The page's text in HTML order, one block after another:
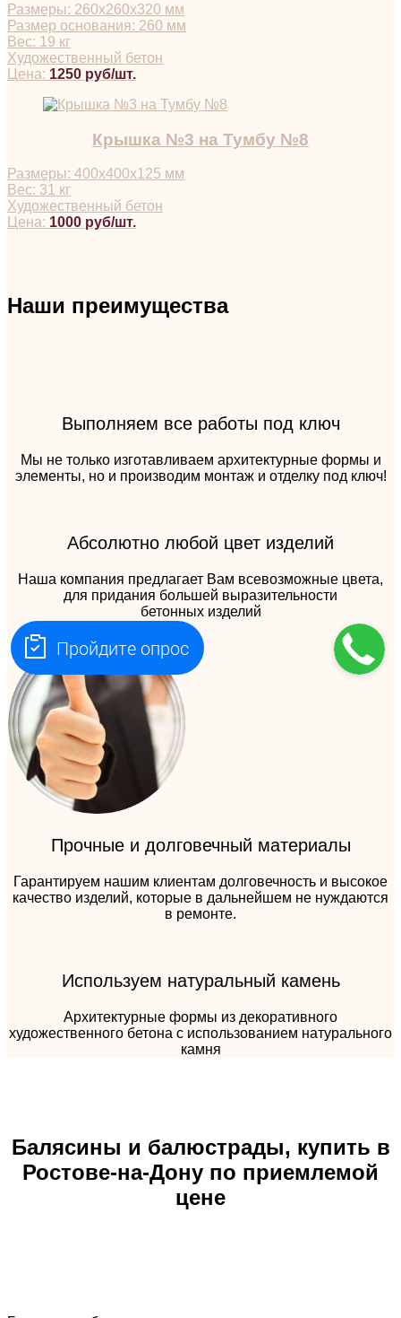
Размеры: 260х260х320 мм
Размер основания: 260 мм
Вес: 19 кг
Художественный бетон
Цена: 1250 руб/шт.
Крышка №3 на Тумбу №8
Размеры: 400х400х125 мм
Вес: 31 кг
Художественный бетон
Цена: 1000 руб/шт.
Наши преимущества
Выполняем все работы под ключ
Мы не только изготавливаем архитектурные формы и
элементы, но и производим монтаж и отделку под ключ!
Абсолютно любой цвет изделий
Наша компания предлагает Вам всевозможные цвета,
для придания большей выразительности
бетонных изделий
Прочные и долговечный материалы
Гарантируем нашим клиентам долговечность и высокое
качество изделий, которые в дальнейшем не нуждаются
в ремонте.
Используем натуральный камень
Архитектурные формы из декоративного
художественного бетона с использованием натурального
камня
Балясины и балюстрады, купить в
Ростове-на-Дону по приемлемой
цене
Пройдите опрос